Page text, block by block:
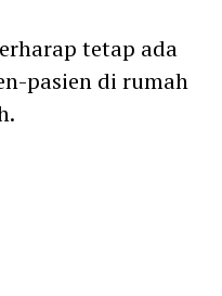
tetap ada
pasien di rumah